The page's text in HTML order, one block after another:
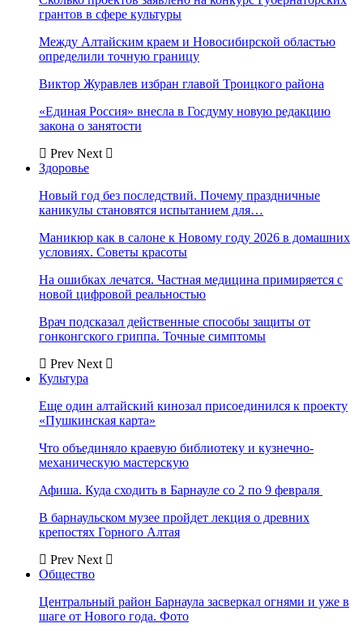
грантов в сфере культуры
Между Алтайским краем и Новосибирской областью
определили точную границу
Виктор Журавлев избран главой Троицкого района
«Единая Россия» внесла в Госдуму новую редакцию
закона о занятости
Prev Next
Здоровье
Новый год без последствий. Почему праздничные
каникулы становятся испытанием для…
Маникюр как в салоне к Новому году 2026 в домашних
условиях. Советы красоты
На ошибках лечатся. Частная медицина примиряется с
новой цифровой реальностью
Врач подсказал действенные способы защиты от
гонконгского гриппа. Точные симптомы
Prev Next
Культура
Еще один алтайский кинозал присоединился к проекту
«Пушкинская карта»
Что объединяло краевую библиотеку и кузнечно-
механическую мастерскую
Афиша. Куда сходить в Барнауле со 2 по 9 февраля
В барнаульском музее пройдет лекция о древних
крепостях Горного Алтая
Prev Next
Общество
Центральный район Барнаула засверкал огнями и уже в
шаге от Нового года. Фото